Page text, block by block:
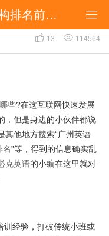

2021广州英语培训机构排名前十有哪几家?
前十有哪几家?
 13  114564
些?在这互联网快速发展
，但是身边的小伙伴都说
其他地方搜索“广州英语
名”等，得到的信息确实乱
克英语的小编在这里就对
经验，打破传统小班或